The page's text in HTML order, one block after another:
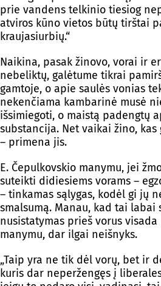
prie vandens telkinio tiesiog
atviros kūno vietos būtų tirštai
kraujasiurbių.“
Naikina, pasak žinovo, vorai ir
nebeliktų, galėtume tikrai
gamtoje, o apie saulės vonias
nekenčiama kambarinė musė
išsimiegoti, o maistą padengtų
substancija. Net vaikai žino, kas
– primena jis.
E. Čepulkovskio manymu, jei
suteikti didiesiems vorams –
– tinkamas sąlygas, kodėl gi jų
smalsumą. Manau, kad tai labai
nusistatymas prieš vorus
manymu, dar ilgai neišnyks.
„Taip yra ne tik dėl vorų, bet ir
kuris dar neperžengęs į